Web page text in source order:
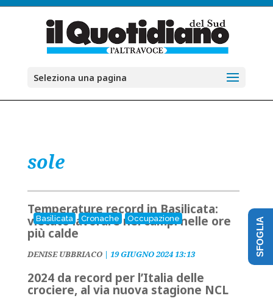
Seleziona una pagina
sole
Basilicata Cronache Occupazione
Temperature record in Basilicata:
vietato lavorare nei campi nelle ore
più calde
DENISE UBBRIACO| 19 GIUGNO 2024 13:13
2024 da record per l’Italia delle
crociere, al via nuova stagione NCL
SFOGLIA